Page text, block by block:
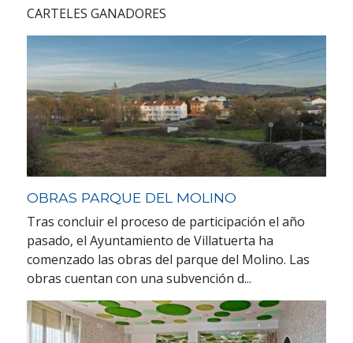
CARTELES GANADORES
OBRAS PARQUE DEL MOLINO
Tras concluir el proceso de participación el año
pasado, el Ayuntamiento de Villatuerta ha
comenzado las obras del parque del Molino. Las
obras cuentan con una subvención d...